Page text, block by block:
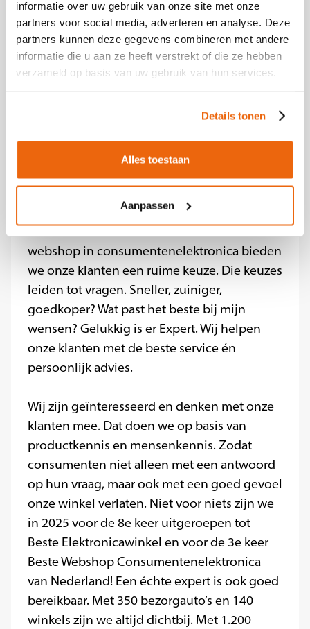
informatie over uw gebruik van onze site met onze
partners voor social media, adverteren en analyse. Deze
partners kunnen deze gegevens combineren met andere
informatie die u aan ze heeft verstrekt of die ze hebben
verzameld op basis van uw gebruik van hun services.
Details tonen
Alles toestaan
Aanpassen
leren
• Online en offline opleidingsmogelijkheden
• Korting op producten uit ons assortiment
Elektronicawinkel van Nederland?
van een waterkoker tot telefoon. Als
webshop in consumentenelektronica bieden
we onze klanten een ruime keuze. Die keuzes
leiden tot vragen. Sneller, zuiniger,
goedkoper? Wat past het beste bij mijn
wensen? Gelukkig is er Expert. Wij helpen
onze klanten met de beste service én
persoonlijk advies.
Wij zijn geïnteresseerd en denken met onze
klanten mee. Dat doen we op basis van
productkennis en mensenkennis. Zodat
consumenten niet alleen met een antwoord
op hun vraag, maar ook met een goed gevoel
onze winkel verlaten. Niet voor niets zijn we
in 2025 voor de 8e keer uitgeroepen tot
Beste Elektronicawinkel en voor de 3e keer
Beste Webshop Consumentenelektronica
van Nederland! Een échte expert is ook goed
bereikbaar. Met 350 bezorgauto’s en 140
winkels zijn we altijd dichtbij. Met 1.200